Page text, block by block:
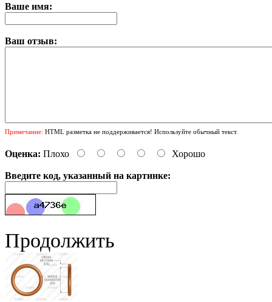
Ваше имя:
Ваш отзыв:
Примечание: HTML разметка не поддерживается! Используйте обычный текст.
Оценка: Плохо Хорошо
Введите код, указанный на картинке:
Продолжить